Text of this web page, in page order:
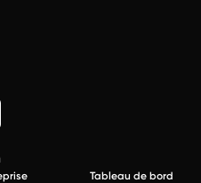
Tableau de bord